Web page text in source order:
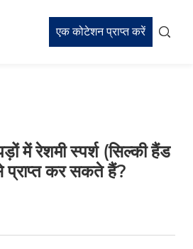
एक कोटेशन प्राप्त करें
में रेशमी स्पर्श (सिल्की हैंड
कर सकते हैं?